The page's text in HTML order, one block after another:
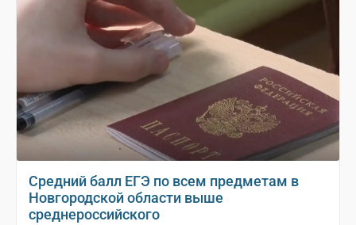
Средний балл ЕГЭ по всем предметам в
Новгородской области выше
среднероссийского